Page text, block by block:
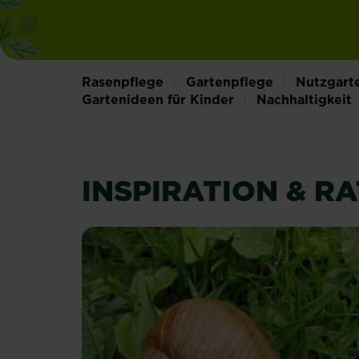
Rasenpflege Gartenpflege
Gartenideen für Kinder
Nachhaltigkeit
INSPIRATION &